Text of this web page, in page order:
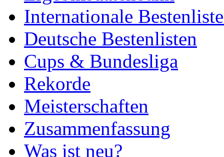
Internationale
Deutsche Bestenlisten
Cups & Bundesliga
Rekorde
Meisterschaften
Zusammenfassung
Was ist neu?